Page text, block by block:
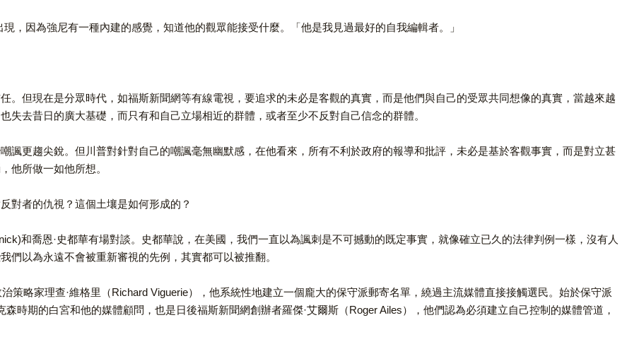
，因為強尼有一種內建的感覺，知道他的觀眾能接受什麼。「他是我見過最好的自我編輯者。」
。但現在是分眾時代，如福斯新聞網等有線電視，要追求的未必是客觀的真實，而是他們與自己的受眾共同想像的真實，當越來越
去昔日的廣大基礎，而只有和自己立場相近的群體，或者至少不反對自己信念的群體。
諷更趨尖銳。但川普對針對自己的嘲諷毫無幽默感，在他看來，所有不利於政府的報導和批評，未必是基於客觀事實，而是對立甚
他所做一如他所想。
對者的仇視？這個土壤是如何形成的？
和喬恩·史都華有場對談。史都華說，在美國，我們一直以為諷刺是不可撼動的既定事實，就像確立已久的法律判例一樣，沒有人
以為永遠不會被重新審視的先例，其實都可以被推翻。
策略家理查·維格里（Richard Viguerie），他系統性地建立一個龐大的保守派郵寄名單，繞過主流媒體直接接觸選民。始於保守派
時期的白宮和他的媒體顧問，也是日後福斯新聞網創辦者羅傑·艾爾斯（Roger Ailes），他們認為必須建立自己控制的媒體管道，